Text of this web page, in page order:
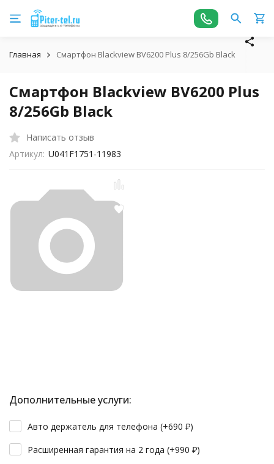
Главная Смартфон Blackview BV6200 Plus 8/256Gb Black
Смартфон Blackview BV6200 Plus
8/256Gb Black
Написать отзыв
Артикул: U041F1751-11983
Дополнительные услуги:
Авто держатель для телефона (+690 ₽)
Расширенная гарантия на 2 года (+990 ₽)